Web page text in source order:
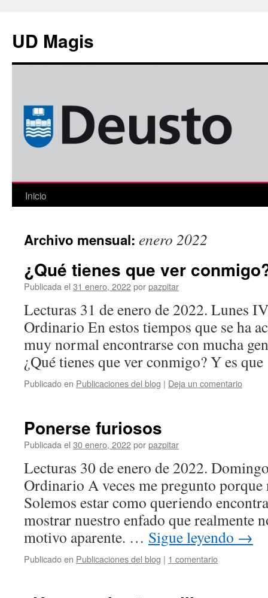
contenido
UD Magis
Inicio
Archivo mensual: enero 2022
¿Qué tienes que ver
Publicada el 31 enero, 2022porpazpitar
Lecturas 31 de enero de 2022. Lunes
Ordinario En estos tiempos que se ha
muy normal encontrarse con mucha
¿Qué tienes que ver conmigo? Y es
Publicado en Publicaciones del blog | Deja un comentario
Ponerse furiosos
Publicada el 30 enero, 2022porpazpitar
Lecturas 30 de enero de 2022.
Ordinario A veces me pregunto porque
Solemos estar como queriendo
mostrar nuestro enfado que realmente
motivo aparente. … Sigue leyendo →
Publicado en Publicaciones del blog | 1 comentario